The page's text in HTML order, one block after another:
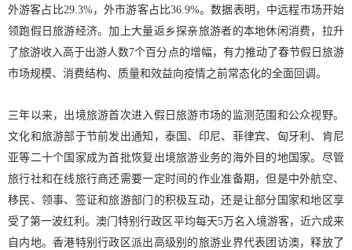
外游客占比29.3%，外市游客占比36.9%。数据表明，中远程市场开始
领跑假日旅游经济。加上大量返乡探亲旅游者的本地休闲消费，拉升
了旅游收入高于出游人数7个百分点的增幅，有力推动了春节假日旅游
市场规模、消费结构、质量和效益向疫情之前常态化的全面回调。
三年以来，出境旅游首次进入假日旅游市场的监测范围和公众视野。
文化和旅游部于节前发出通知，泰国、印尼、菲律宾、匈牙利、肯尼
亚等二十个国家成为首批恢复出境旅游业务的海外目的地国家。尽管
旅行社和在线旅行商还需要一定时间的作业准备期，但是中外航空、
移民、领事、签证和旅游部门的积极互动，还是让部分国家和地区享
受了第一波红利。澳门特别行政区平均每天5万名入境游客，近六成来
自内地。香港特别行政区派出高级别的旅游业界代表团访澳，释放了